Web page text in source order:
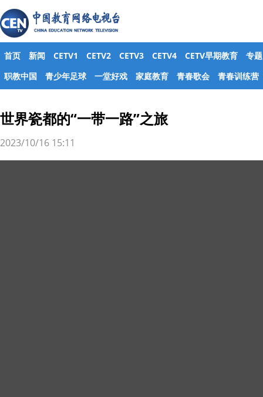
首页 新闻 CETV1 CETV2 CETV3 CETV4 CETV早期教育
专题
职教中国
青少年足球 一堂好戏 家庭教育 青春歌会 青春训练营
世界瓷都的“一带一路”之旅
2023/10/16 15:11